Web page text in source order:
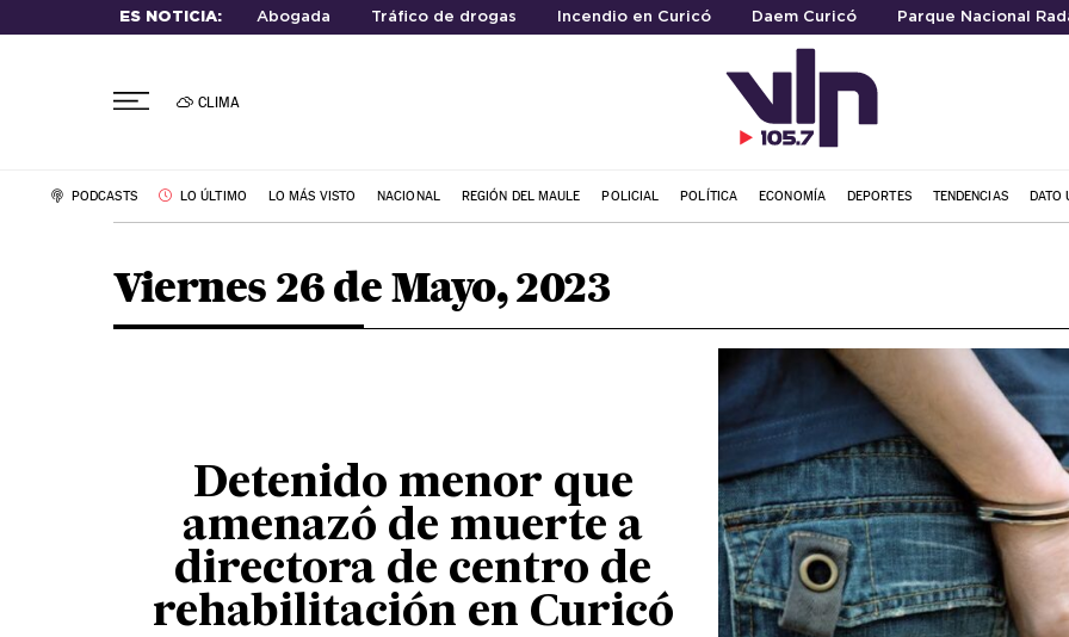
ES NOTICIA: Abogada Tráfico de drogas Incendio en Curicó Daem Curicó Parque Nacional
CLIMA
PODCASTS LO ÚLTIMO LO MÁS VISTO NACIONAL REGIÓN DEL MAULE POLICIAL POLÍTICA ECONOMÍA DEPORTES TENDENCIAS DATO
Viernes 26 de Mayo, 2023
Detenido menor que
amenazó de muerte a
directora de centro de
rehabilitación en Curicó